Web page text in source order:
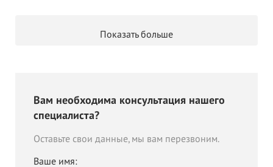
Показать больше
Вам необходима консультация нашего
специалиста?
Оставьте свои данные, мы вам перезвоним.
Ваше имя: